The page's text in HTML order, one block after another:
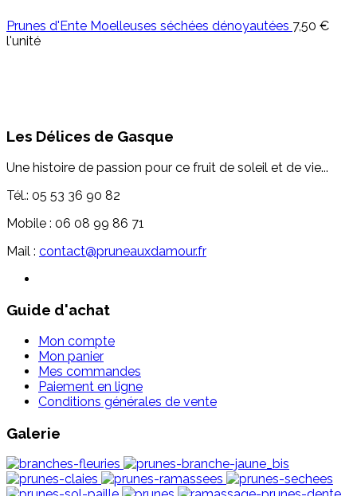
Prunes d'Ente Moelleuses séchées dénoyautées 7,50 €
l'unité
Les Délices de Gasque
Une histoire de passion pour ce fruit de soleil et de vie...
Tél.: 05 53 36 90 82
Mobile : 06 08 99 86 71
Mail : contact@pruneauxdamour.fr
Guide d'achat
Mon compte
Mon panier
Mes commandes
Paiement en ligne
Conditions générales de vente
Galerie